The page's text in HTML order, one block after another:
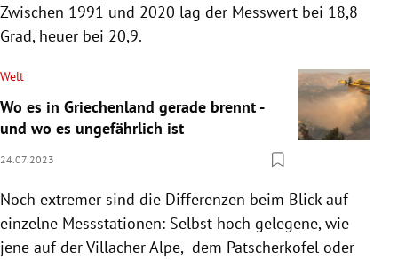
Zwischen 1991 und 2020 lag der Messwert bei 18,8
Grad, heuer bei 20,9.
Welt
Wo es in Griechenland gerade brennt -
und wo es ungefährlich ist
24.07.2023
Noch extremer sind die Differenzen beim Blick auf
einzelne Messstationen: Selbst hoch gelegene, wie
jene auf der Villacher Alpe, dem Patscherkofel oder